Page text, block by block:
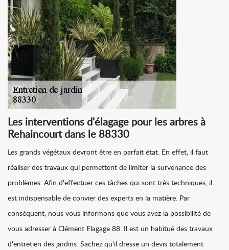
Les interventions d'élagage pour les arbres à
Rehaincourt dans le 88330
Les grands végétaux devront être en parfait état. En effet, il faut
réaliser des travaux qui permettent de limiter la survenance des
problèmes. Afin d'effectuer ces tâches qui sont très techniques, il
est indispensable de convier des experts en la matière. Par
conséquent, nous vous informons que vous avez la possibilité de
vous adresser à Clément Elagage 88. Il est un habitué des travaux
d'entretien des jardins. Sachez qu'il dresse un devis totalement